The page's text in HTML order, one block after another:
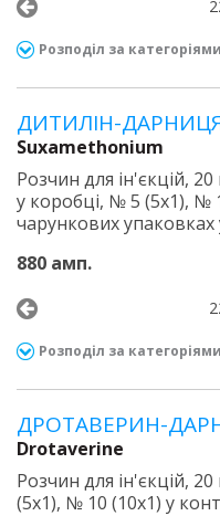
Розподіл за категоріями
ДИТИЛІН-
Suxamethonium
Розчин для ін'єкцій,
у коробці, № 5 (5х1), №
чарункових упаковках
880 амп.
Розподіл за категоріями
ДРОТАВЕРИН-
Drotaverine
Розчин для ін'єкцій,
(5х1), № 10 (10х1) у